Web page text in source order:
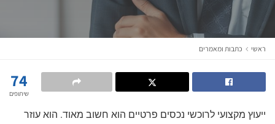
ראשי כתבות ומאמרים
74
שיתופים
ייעוץ מקצועי לרוכשי נכסים פרטיים הוא חשוב מאוד. הוא עוזר